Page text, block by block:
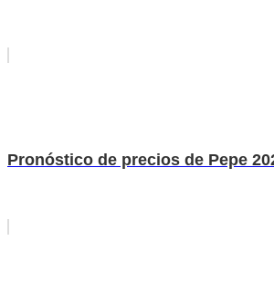
Pronóstico de precios de Pepe